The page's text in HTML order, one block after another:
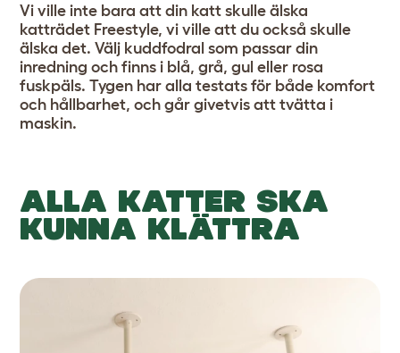
Vi ville inte bara att din katt skulle älska
katträdet Freestyle, vi ville att du också skulle
älska det. Välj kuddfodral som passar din
inredning och finns i blå, grå, gul eller rosa
fuskpäls. Tygen har alla testats för både komfort
och hållbarhet, och går givetvis att tvätta i
maskin.
ALLA KATTER SKA
KUNNA KLÄTTRA